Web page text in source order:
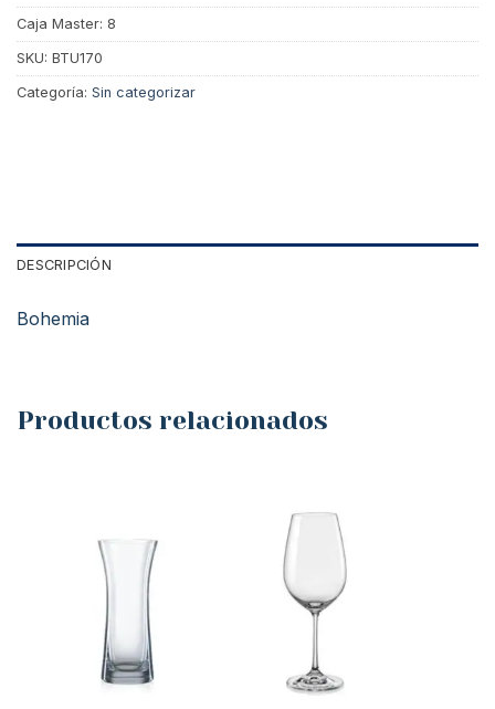
Caja Master: 8
SKU: BTU170
Categoría: Sin categorizar
DESCRIPCIÓN
Bohemia
Productos relacionados